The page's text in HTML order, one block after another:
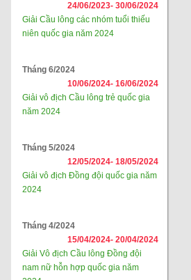
24/06/2023- 30/06/2024
Giải Cầu lông các nhóm tuổi thiếu
niên quốc gia năm 2024
Tháng 6/2024
10/06/2024- 16/06/2024
Giải vô địch Cầu lông trẻ quốc gia
năm 2024
Tháng 5/2024
12/05/2024- 18/05/2024
Giải vô địch Đồng đội quốc gia năm
2024
Tháng 4/2024
15/04/2024- 20/04/2024
Giải Vô địch Cầu lông Đồng đội
nam nữ hỗn hợp quốc gia năm